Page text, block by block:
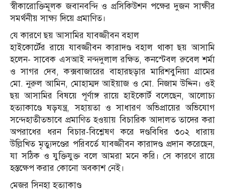
স্বীকারোক্তিমূলক জবানবন্দি ও প্রসিকিউশন পক্ষের দুজন সাক্ষীর
সমর্থনীয় সাক্ষ্য দিয়ে প্রমাণিত।
যে কারণে ছয় আসামির যাবজ্জীবন বহাল
হাইকোর্টের রায়ে যাবজ্জীবন কারাদণ্ড বহাল থাকা ছয় আসামি
হলেন- সাবেক এসআই নন্দদুলাল রক্ষিত, কনস্টেবল রুবেল শর্মা
ও সাগর দেব, কক্সবাজারের বাহারছড়ার মারিশবুনিয়া গ্রামের
মো. নুরুল আমিন, মোহাম্মদ আইয়াজ ও মো. নিজাম উদ্দিন। ওই
ছয় আসামির বিষয়ে পূর্ণাঙ্গ রায়ে হাইকোর্ট বলেছেন, আলোচ্য
হত্যাকাণ্ডে ষড়যন্ত্র, সহায়তা ও সাধারণ অভিপ্রায়ের অভিযোগ
সন্দেহাতীতভাবে প্রমাণিত হওয়ায় বিচারিক আদালত তাদের করা
অপরাধের ধরন বিচার-বিশ্লেষণ করে দণ্ডবিধির ৩০২ ধারায়
উল্লিখিত মৃত্যুদণ্ডের পরিবর্তে যাবজ্জীবন কারাদণ্ড প্রদান করেছেন,
যা সঠিক ও যুক্তিযুক্ত বলে আমরা মনে করি। সে কারণে রায়ে
হস্তক্ষেপ করার কোনো অবকাশ নেই।
মেজর সিনহা হত্যাকাণ্ড